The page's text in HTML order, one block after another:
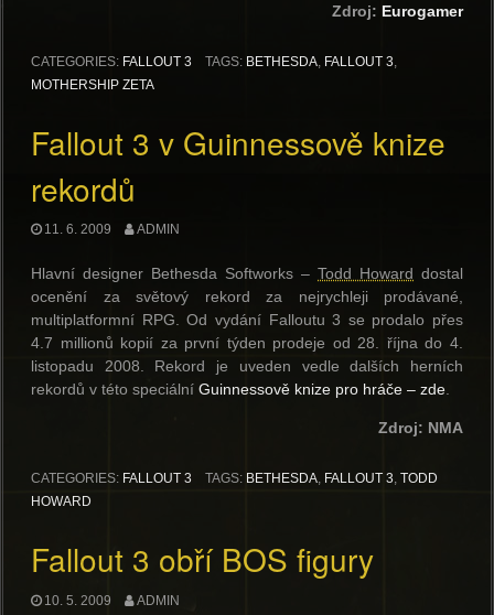
Zdroj: Eurogamer
CATEGORIES: FALLOUT 3 TAGS: BETHESDA, FALLOUT 3
MOTHERSHIP ZETA
Fallout 3 v Guinnessově knize
rekordů
11. 6. 2009 ADMIN
Hlavní designer Bethesda Softworks – Todd Howard dostal
ocenění za světový rekord za nejrychleji prodávané,
multiplatformní RPG. Od vydání Falloutu 3 se prodalo přes
4.7 millionů kopií za první týden prodeje od 28. října do 4.
listopadu 2008. Rekord je uveden vedle dalších herních
rekordů v této speciální Guinnessově knize pro hráče – zde
Zdroj: NMA
CATEGORIES: FALLOUT 3 TAGS: BETHESDA, FALLOUT 3, TODD
HOWARD
Fallout 3 obří BOS figury
10. 5. 2009 ADMIN